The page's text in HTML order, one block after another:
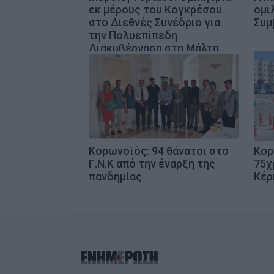
εκ μέρους του Κογκρέσου
στο Διεθνές Συνέδριο για
την Πολυεπίπεδη
Διακυβέρνηση στη Μάλτα
Κορωνοϊός: 94 θάνατοι στο
Γ.Ν.Κ από την έναρξη της
πανδημίας